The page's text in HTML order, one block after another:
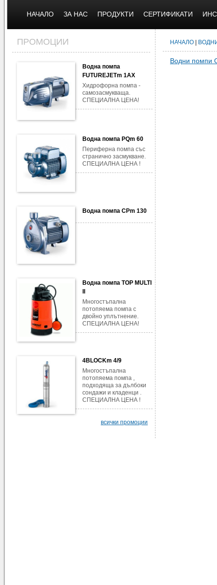
НАЧАЛО ЗА НАС ПРОДУКТИ СЕРТИФИКАТИ
ПРОМОЦИИ
Водна помпа
FUTUREJETm 1AX
Хидрофорна помпа -
самозасмукваща.
СПЕЦИАЛНА ЦЕНА!
Водна помпа PQm 60
Периферна помпа със
странично засмукване.
СПЕЦИАЛНА ЦЕНА !
Водна помпа CPm 130
Водна помпа TOP MULTI
Многостъпална
потопяема помпа с
двойно уплътнение.
СПЕЦИАЛНА ЦЕНА!
4BLOCKm 4/9
Многостъпална
потопяема помпа ,
подходяща за дълбоки
сондажи и кладенци .
СПЕЦИАЛНА ЦЕНА !
всички промоции
НАЧАЛО
Водни помпи